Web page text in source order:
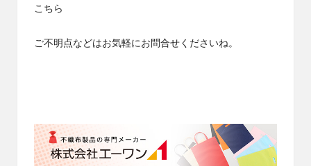
こちら
ご不明点などはお気軽にお問合せくださいね。